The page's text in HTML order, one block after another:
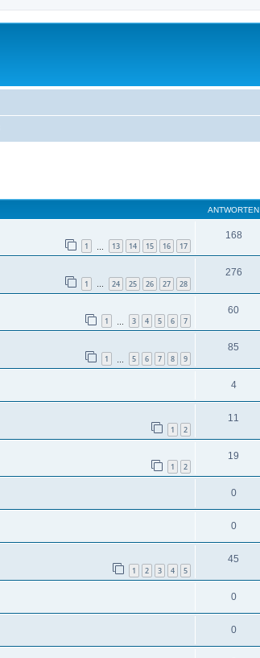
ANTWORTEN
1 13 14 15 16 17
168
1 … 24 25 26 27 28
276
1 3 4 5 6 7
60
1 5 6 7 8 9
85
4
1 2
11
1 2
19
0
0
1 2 3 4 5
45
0
0